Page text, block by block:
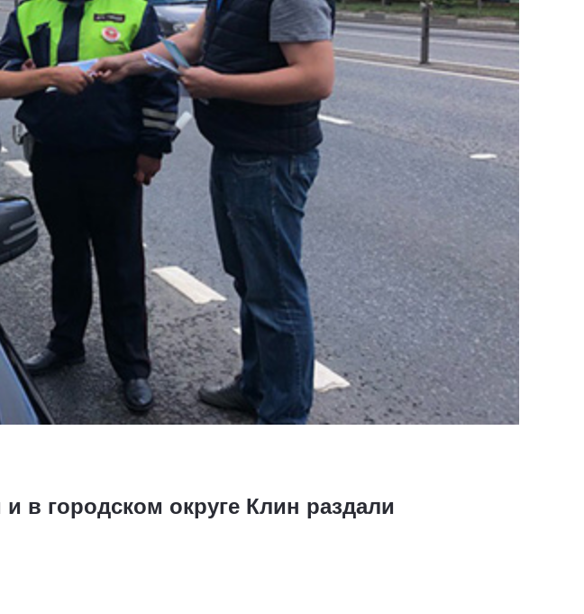
в городском округе Клин раздали